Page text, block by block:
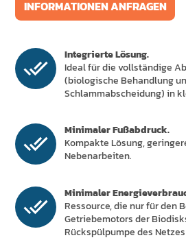
INFORMATIONEN ANFRAGEN
Integrierte Lösung.
Ideal für die vollständige
(biologische Behandlung
Schlammabscheidung) in
Minimaler Fußabdruck.
Kompakte Lösung,
Nebenarbeiten.
Minimaler
Ressource, die nur für den
Getriebemotors der
Rückspülpumpe des